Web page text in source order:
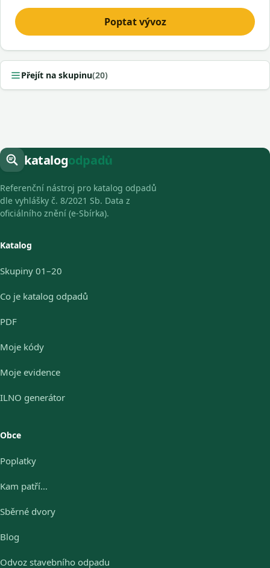
Poptat vývoz
Přejít na skupinu(20)
katalogodpadů
Referenční nástroj pro katalog odpadů
dle vyhlášky č. 8/2021 Sb. Data z
oficiálního znění (e-Sbírka).
Katalog
Skupiny 01–20
Co je katalog odpadů
PDF
Moje kódy
Moje evidence
ILNO generátor
Obce
Poplatky
Kam patří…
Sběrné dvory
Blog
Odvoz stavebního odpadu